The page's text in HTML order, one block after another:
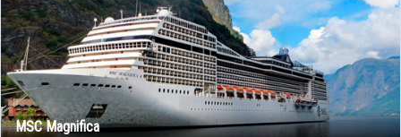
MSC Magnifica